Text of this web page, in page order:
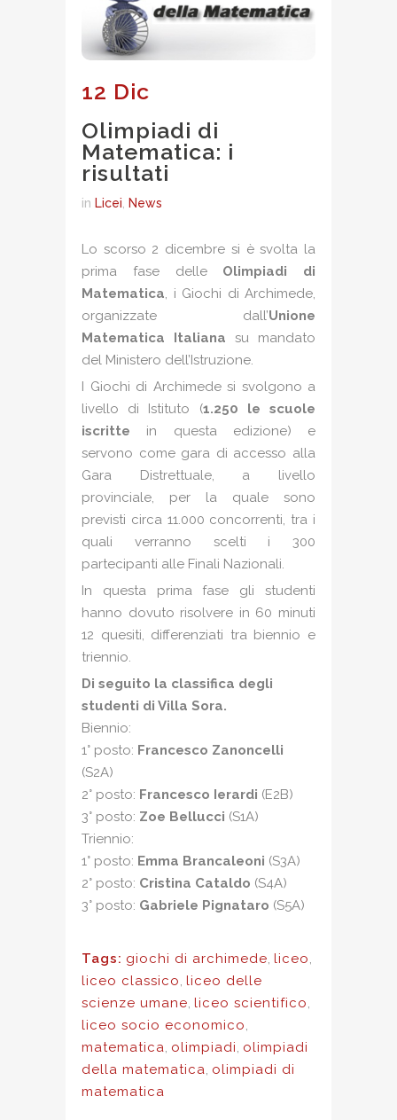
12 Dic
Olimpiadi di
Matematica: i
risultati
in Licei, News
Lo scorso 2 dicembre si è svolta la
prima fase delle Olimpiadi di
Matematica, i Giochi di Archimede,
organizzate dall’Unione
Matematica Italiana su mandato
del Ministero dell’Istruzione.
I Giochi di Archimede si svolgono a
livello di Istituto (1.250 le scuole
iscritte in questa edizione) e
servono come gara di accesso alla
Gara Distrettuale, a livello
provinciale, per la quale sono
previsti circa 11.000 concorrenti, tra i
quali verranno scelti i 300
partecipanti alle Finali Nazionali.
In questa prima fase gli studenti
hanno dovuto risolvere in 60 minuti
12 quesiti, differenziati tra biennio e
triennio.
Di seguito la classifica degli
studenti di Villa Sora.
Biennio:
1° posto: Francesco Zanoncelli
(S2A)
2° posto: Francesco Ierardi (E2B)
3° posto: Zoe Bellucci (S1A)
Triennio:
1° posto: Emma Brancaleoni (S3A)
2° posto: Cristina Cataldo (S4A)
3° posto: Gabriele Pignataro (S5A)
Tags: giochi di archimede, liceo,
liceo classico, liceo delle
scienze umane, liceo scientifico,
liceo socio economico,
matematica, olimpiadi, olimpiadi
della matematica, olimpiadi di
matematica